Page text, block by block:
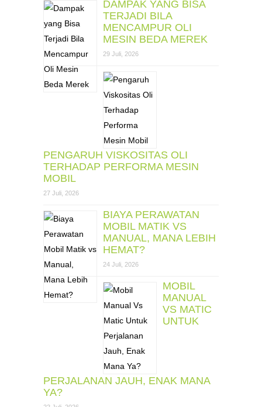
DAMPAK YANG BISA
TERJADI BILA
MENCAMPUR OLI
MESIN BEDA MEREK
29 Juli, 2026
PENGARUH VISKOSITAS OLI
TERHADAP PERFORMA MESIN
MOBIL
27 Juli, 2026
BIAYA PERAWATAN
MOBIL MATIK VS
MANUAL, MANA LEBIH
HEMAT?
24 Juli, 2026
MOBIL
MANUAL
VS MATIC
UNTUK
PERJALANAN JAUH, ENAK MANA
YA?